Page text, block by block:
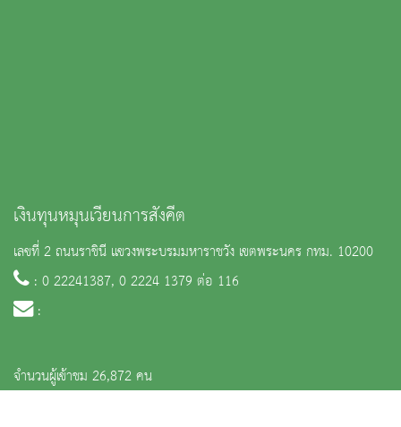
เงินทุนหมุนเวียนการสังคีต
เลขที่ 2 ถนนราชินี แขวงพระบรมมหาราชวัง เขตพระนคร กทม. 10200
: 0 22241387, 0 2224 1379 ต่อ 116
:
จำนวนผู้เข้าชม 26,872 คน